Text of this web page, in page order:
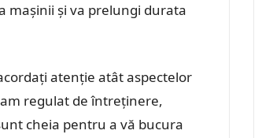
mașinii și va prelungi durata
atenție atât aspectelor
regulat de întreținere,
cheia pentru a vă bucura